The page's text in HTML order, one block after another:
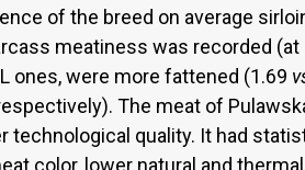
of the breed on average
meatiness was recorded (at
ones, were more fattened (1.69
The meat of
technological quality. It had
color, lower natural and